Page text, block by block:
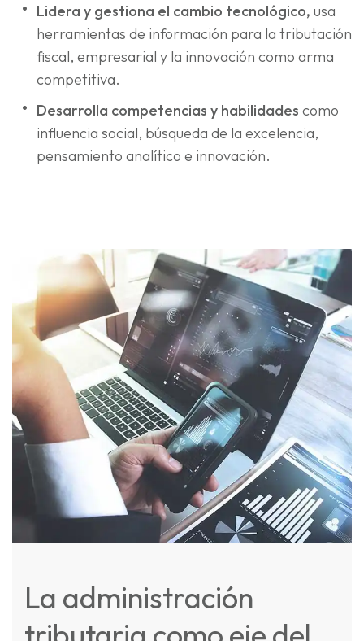
Lidera y gestiona el cambio tecnológico, usa
herramientas de información para la tributación
fiscal, empresarial y la innovación como arma
competitiva.
Desarrolla competencias y habilidades como
influencia social, búsqueda de la excelencia,
pensamiento analítico e innovación.
La administración